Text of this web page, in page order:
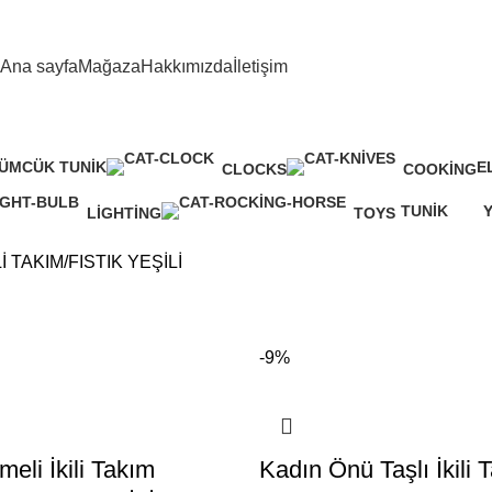
Ana sayfaMağazaHakkımızda İletişim
TUNIK
CLOCKS
0 Ürün
COOKING
LIGHTING
TOYS TUNIK
TAKIM FISTIK YEŞİLİ
İkili Takım
-9%
Kadın Önü Taşlı İkili